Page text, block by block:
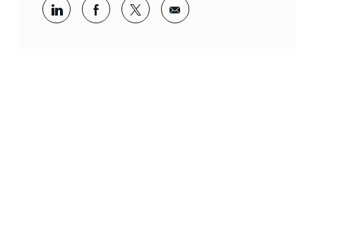
Partager par LinkedIn
Partager par Facebook
<span style='background-color:
<span style='background-